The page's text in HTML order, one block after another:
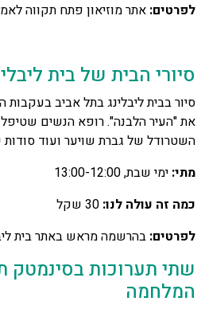
לפרטים: אתר מוזיאון פתח תקווה
סיורי הבית של בית
סיור בבית ליבלינג בתל אביב
את "העיר הלבנה". רופא הנשים
השטרודל של גברת שויער ועוד
מתי: ימי שבת, 13:00-12:00
כמה זה עולה לנו:
לפרטים: בהרשמה מראש באתר בית
שתי תערוכות בסינמטק
המלחמה